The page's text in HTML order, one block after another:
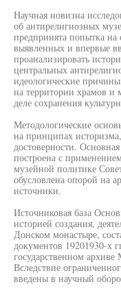
Научная новизна
об антирелигиозных
предпринята попытка
выявленных и впервые
проанализировать
центральных
идеологические
на территории храмов и
деле сохранения
Методологические
на принципах
достоверности.
построена с
музейной политике
обусловлена опорой на
источники.
Источниковая база
историей создания,
Донском монастыре,
документов 19201930-х
государственном
Вследствие
введены в научный